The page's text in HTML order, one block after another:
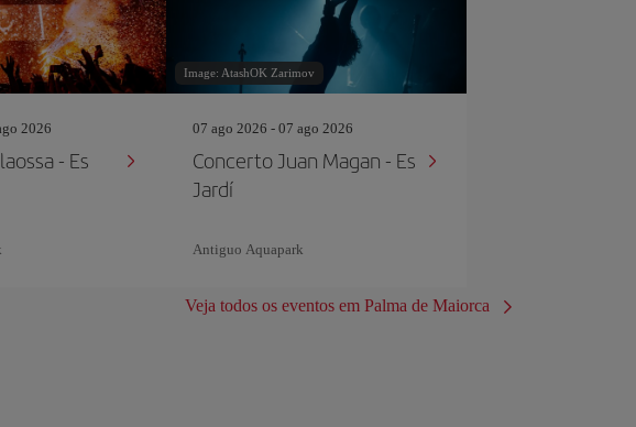
2026
- Es
Image: AtashOK Zarimov
07 ago 2026 - 07 ago 2026
Concerto Juan Magan - Es
Jardí
Antiguo Aquapark
Veja todos os eventos em Palma de Maiorca